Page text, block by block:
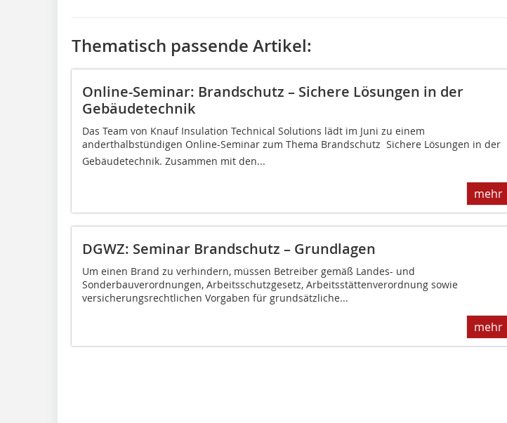
Thematisch passende Artikel:
Online-Seminar: Brandschutz – Sichere Lösungen in der
Gebäudetechnik
Das Team von Knauf Insulation Technical Solutions lädt im Juni zu einem
anderthalbstündigen Online-Seminar zum Thema Brandschutz  Sichere Lösungen in der
Gebäudetechnik. Zusammen mit den...
mehr
DGWZ: Seminar Brandschutz – Grundlagen
Um einen Brand zu verhindern, müssen Betreiber gemäß Landes- und
Sonderbauverordnungen, Arbeitsschutzgesetz, Arbeitsstättenverordnung sowie
versicherungsrechtlichen Vorgaben für grundsätzliche...
mehr